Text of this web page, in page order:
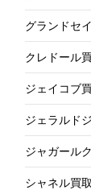
グランドセ
クレドール
ジェイコブ
ジェラルド
ジャガール
シャネル買